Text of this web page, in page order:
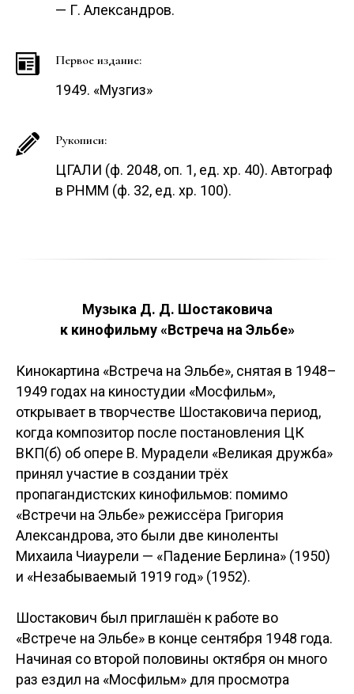
— Г. Александров.
Первое издание:
1949. «Музгиз»
Рукописи:
ЦГАЛИ (ф. 2048, оп. 1, ед. хр. 40). Автограф
в РНММ (ф. 32, ед. хр. 100).
Музыка Д. Д. Шостаковича
к кинофильму «Встреча на Эльбе»
Кинокартина «Встреча на Эльбе», снятая в 1948–
1949 годах на киностудии «Мосфильм»,
открывает в творчестве Шостаковича период,
когда композитор после постановления ЦК
ВКП(б) об опере В. Мурадели «Великая дружба»
принял участие в создании трёх
пропагандистских кинофильмов: помимо
«Встречи на Эльбе» режиссёра Григория
Александрова, это были две киноленты
Михаила Чиаурели — «Падение Берлина» (1950)
и «Незабываемый 1919 год» (1952).
Шостакович был приглашён к работе во
«Встрече на Эльбе» в конце сентября 1948 года.
Начиная со второй половины октября он много
раз ездил на «Мосфильм» для просмотра